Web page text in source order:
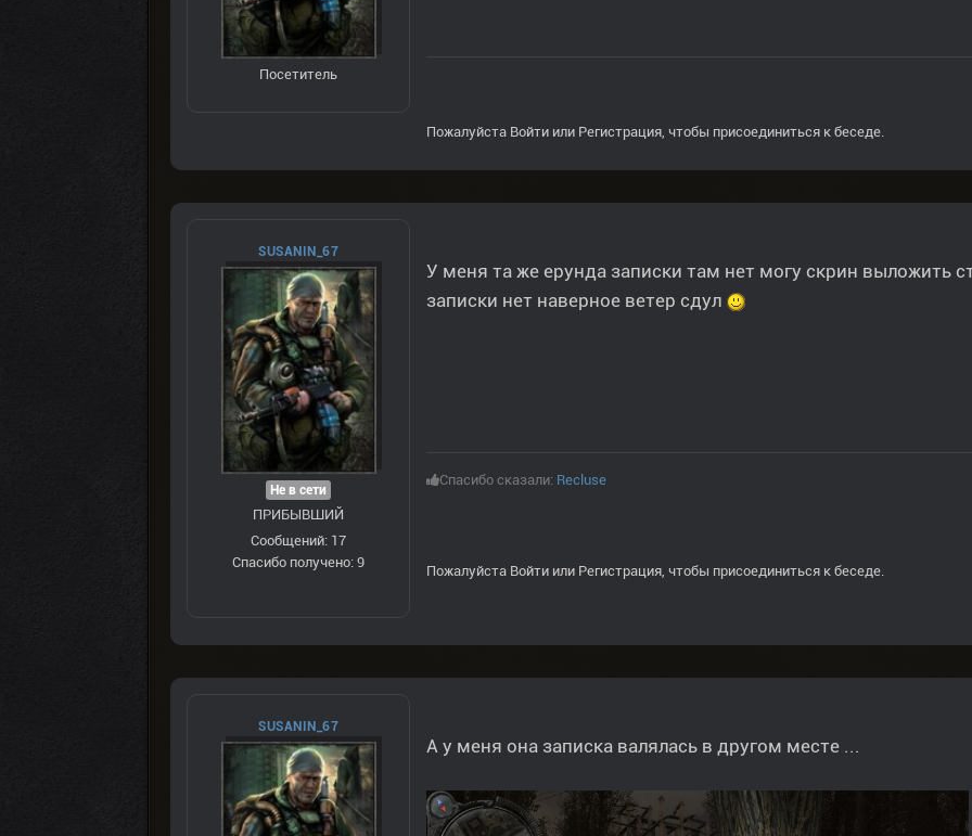
Посетитель
Пожалуйста Войти или Регистрация, чтобы присоединиться к беседе.
SUSANIN_67
Не в сети
ПРИБЫВШИЙ
Сообщений: 17
Спасибо получено: 9
У меня та же ерунда записки там нет могу скрин выложить
записки нет наверное ветер сдул
Спасибо сказали: Recluse
Пожалуйста Войти или Регистрация, чтобы присоединиться к беседе.
SUSANIN_67
А у меня она записка валялась в другом месте ...